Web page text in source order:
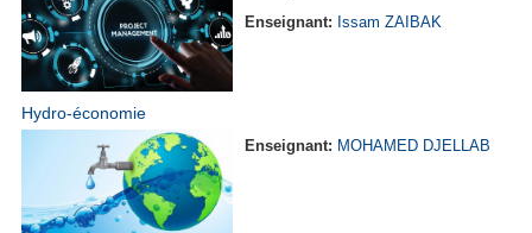
Enseignant: Issam ZAIBAK
Hydro-économie
Enseignant: MOHAMED DJELLAB